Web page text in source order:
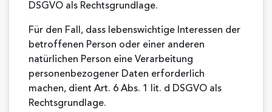
DSGVO als Rechtsgrundlage.
Für den Fall, dass lebenswichtige Interessen der
betroffenen Person oder einer anderen
natürlichen Person eine Verarbeitung
personenbezogener Daten erforderlich
machen, dient Art. 6 Abs. 1 lit. d DSGVO als
Rechtsgrundlage.